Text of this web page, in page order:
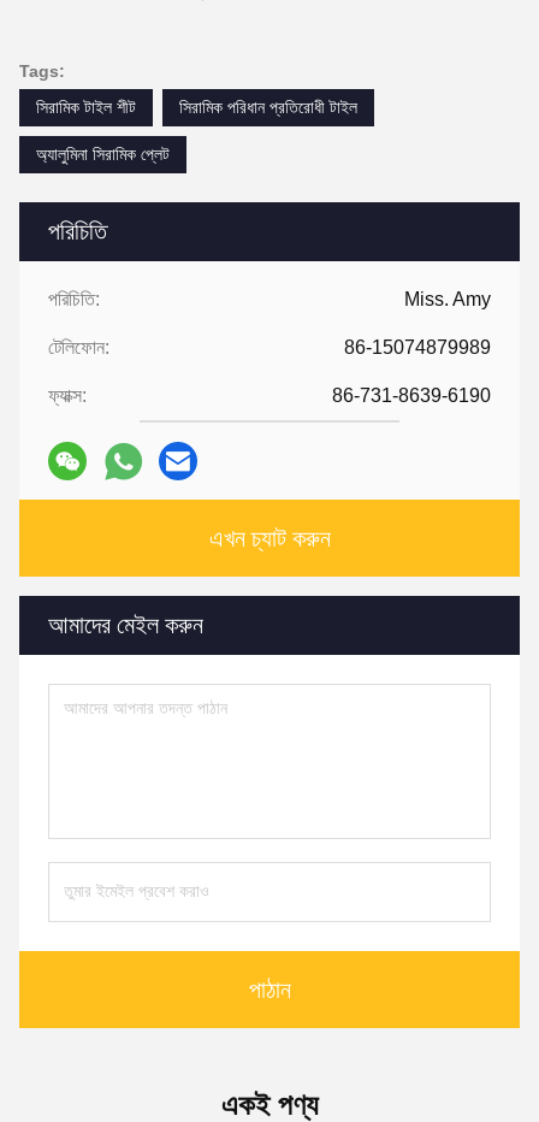
পরিচিতি
পরিচিতি: Miss. Amy
টেলিফোন: 86-15074879989
ফ্যাক্স: 86-731-8639-6190
এখন চ্যাট করুন
আমাদের মেইল ​​করুন
পাঠান
Tags:
সিরামিক টাইল শীট
সিরামিক পরিধান প্রতিরোধী টাইল
অ্যালুমিনা সিরামিক প্লেট
একই পণ্য